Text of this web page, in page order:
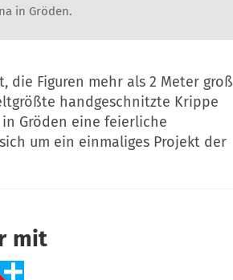
in Gröden.
die Figuren mehr als 2 Meter groß
handgeschnitzte Krippe
Gröden eine feierliche
um ein einmaliges Projekt der